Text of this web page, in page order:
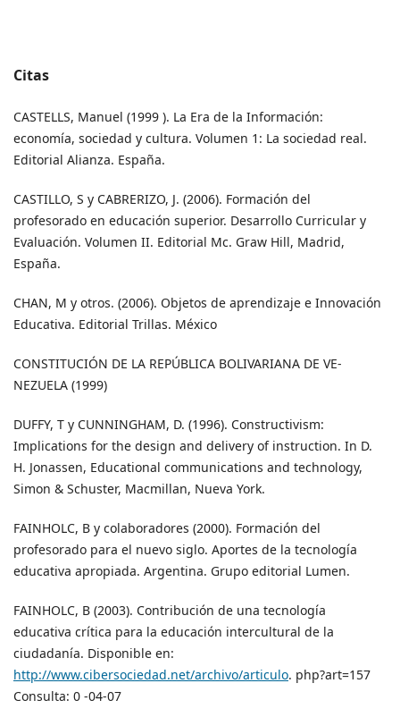
Citas
CASTELLS, Manuel (1999 ). La Era de la Información:
economía, sociedad y cultura. Volumen 1: La sociedad real.
Editorial Alianza. España.
CASTILLO, S y CABRERIZO, J. (2006). Formación del
profesorado en educación superior. Desarrollo Curricular y
Evaluación. Volumen II. Editorial Mc. Graw Hill, Madrid,
España.
CHAN, M y otros. (2006). Objetos de aprendizaje e Innovación
Educativa. Editorial Trillas. México
CONSTITUCIÓN DE LA REPÚBLICA BOLIVARIANA DE VE-
NEZUELA (1999)
DUFFY, T y CUNNINGHAM, D. (1996). Constructivism:
Implications for the design and delivery of instruction. In D.
H. Jonassen, Educational communications and technology,
Simon & Schuster, Macmillan, Nueva York.
FAINHOLC, B y colaboradores (2000). Formación del
profesorado para el nuevo siglo. Aportes de la tecnología
educativa apropiada. Argentina. Grupo editorial Lumen.
FAINHOLC, B (2003). Contribución de una tecnología
educativa crítica para la educación intercultural de la
ciudadanía. Disponible en:
http://www.cibersociedad.net/archivo/articulo. php?art=157
Consulta: 0 -04-07